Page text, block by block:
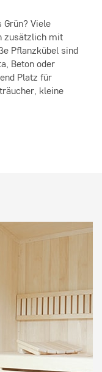
Grün? Viele
zusätzlich mit
Pflanzkübel sind
Beton oder
Platz für
kleine